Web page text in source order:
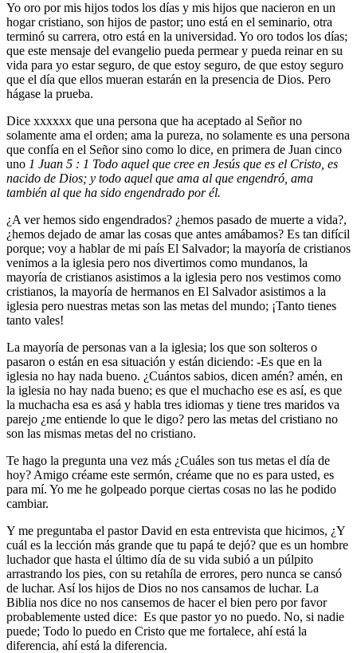
Yo oro por mis hijos todos los días y mis hijos que nacieron en un
hogar cristiano, son hijos de pastor; uno está en el seminario, otra
terminó su carrera, otro está en la universidad. Yo oro todos los días;
que este mensaje del evangelio pueda permear y pueda reinar en su
vida para yo estar seguro, de que estoy seguro, de que estoy seguro
que el día que ellos mueran estarán en la presencia de Dios. Pero
hágase la prueba.
Dice xxxxxx que una persona que ha aceptado al Señor no
solamente ama el orden; ama la pureza, no solamente es una persona
que confía en el Señor sino como lo dice, en primera de Juan cinco
uno 1 Juan 5 : 1 Todo aquel que cree en Jesús que es el Cristo, es
nacido de Dios; y todo aquel que ama al que engendró, ama
también al que ha sido engendrado por él.
¿A ver hemos sido engendrados? ¿hemos pasado de muerte a vida?,
¿hemos dejado de amar las cosas que antes amábamos? Es tan difícil
porque; voy a hablar de mi país El Salvador; la mayoría de cristianos
venimos a la iglesia pero nos divertimos como mundanos, la
mayoría de cristianos asistimos a la iglesia pero nos vestimos como
cristianos, la mayoría de hermanos en El Salvador asistimos a la
iglesia pero nuestras metas son las metas del mundo; ¡Tanto tienes
tanto vales!
La mayoría de personas van a la iglesia; los que son solteros o
pasaron o están en esa situación y están diciendo: -Es que en la
iglesia no hay nada bueno. ¿Cuántos sabios, dicen amén? amén, en
la iglesia no hay nada bueno; es que el muchacho ese es así, es que
la muchacha esa es asá y habla tres idiomas y tiene tres maridos va
parejo ¿me entiende lo que le digo? pero las metas del cristiano no
son las mismas metas del no cristiano.
Te hago la pregunta una vez más ¿Cuáles son tus metas el día de
hoy? Amigo créame este sermón, créame que no es para usted, es
para mí. Yo me he golpeado porque ciertas cosas no las he podido
cambiar.
Y me preguntaba el pastor David en esta entrevista que hicimos, ¿Y
cuál es la lección más grande que tu papá te dejó? que es un hombre
luchador que hasta el último día de su vida subió a un púlpito
arrastrando los pies, con su retahíla de errores, pero nunca se cansó
de luchar. Así los hijos de Dios no nos cansamos de luchar. La
Biblia nos dice no nos cansemos de hacer el bien pero por favor
probablemente usted dice: Es que pastor yo no puedo. No, si nadie
puede; Todo lo puedo en Cristo que me fortalece, ahí está la
diferencia, ahí está la diferencia.